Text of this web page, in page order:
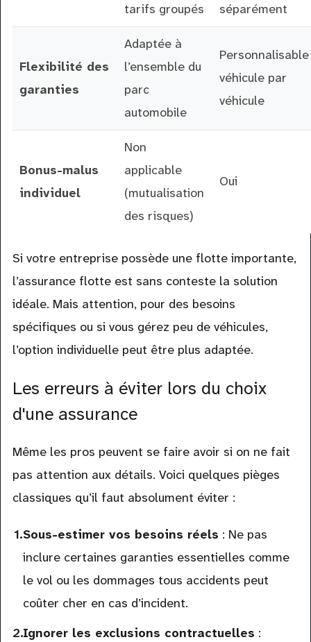
tarifs groupés
séparément
Flexibilité des
garanties
Adaptée à
l’ensemble du
parc
automobile
Personnalisable
véhicule par
véhicule
Bonus-malus
individuel
Non
applicable
(mutualisation
des risques)
Oui
Si votre entreprise possède une flotte importante,
l’assurance flotte est sans conteste la solution
idéale. Mais attention, pour des besoins
spécifiques ou si vous gérez peu de véhicules,
l’option individuelle peut être plus adaptée.
Les erreurs à éviter lors du choix
d'une assurance
Même les pros peuvent se faire avoir si on ne fait
pas attention aux détails. Voici quelques pièges
classiques qu’il faut absolument éviter :
Sous-estimer vos besoins réels : Ne pas
inclure certaines garanties essentielles comme
le vol ou les dommages tous accidents peut
coûter cher en cas d’incident.
Ignorer les exclusions contractuelles :